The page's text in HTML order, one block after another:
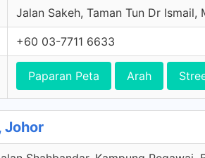
Jalan Sakeh, Taman Tun Dr Ismail,
+60 03-7711 6633
Paparan Peta Arah
Johor